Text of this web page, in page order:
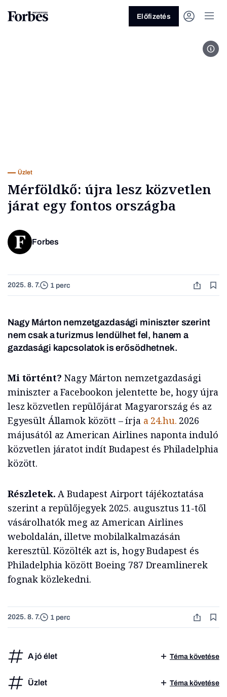
Előfizetés
Üzlet
Mérföldkő: újra lesz közvetlen
járat egy fontos országba
Forbes
2025. 8. 7. 1 perc
Nagy Márton nemzetgazdasági miniszter szerint
nem csak a turizmus lendülhet fel, hanem a
gazdasági kapcsolatok is erősödhetnek.
Mi történt? Nagy Márton nemzetgazdasági
miniszter a Facebookon jelentette be, hogy újra
lesz közvetlen repülőjárat Magyarország és az
Egyesült Államok között – írja a 24.hu. 2026
májusától az American Airlines naponta induló
közvetlen járatot indít Budapest és Philadelphia
között.
Részletek.A Budapest Airport tájékoztatása
szerint a repülőjegyek 2025. augusztus 11-től
vásárolhatók meg az American Airlines
weboldalán, illetve mobilalkalmazásán
keresztül. Közölték azt is, hogy Budapest és
Philadelphia között Boeing 787 Dreamlinerek
fognak közlekedni.
2025. 8. 7. 1 perc
A jó élet Téma követése
Üzlet Téma követése